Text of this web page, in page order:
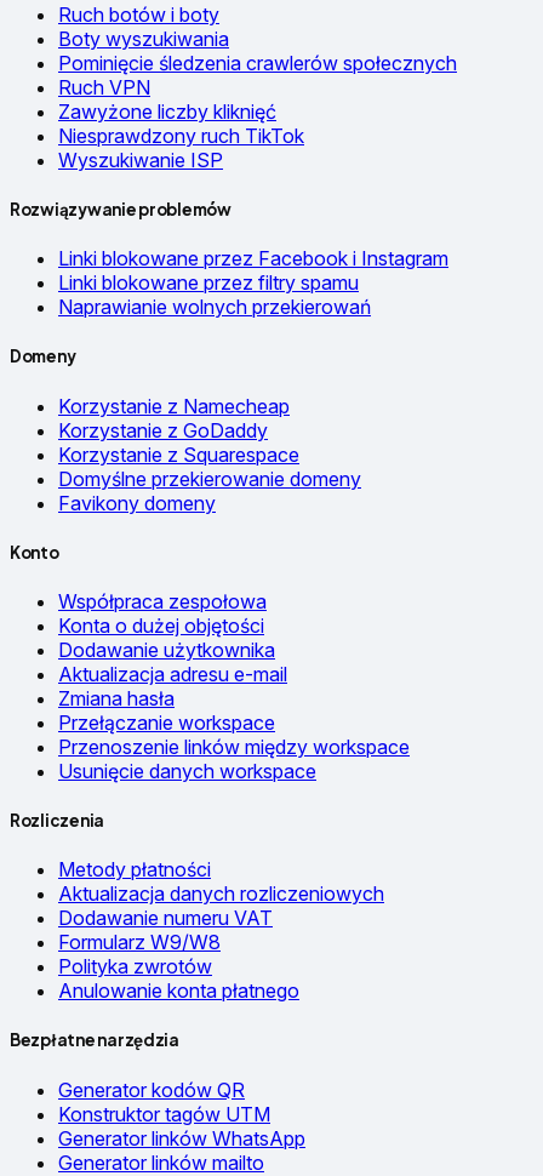
Ruch botów i boty
Boty wyszukiwania
Pominięcie śledzenia crawlerów społecznych
Ruch VPN
Zawyżone liczby kliknięć
Niesprawdzony ruch TikTok
Wyszukiwanie ISP
Rozwiązywanie problemów
Linki blokowane przez Facebook i Instagram
Linki blokowane przez filtry spamu
Naprawianie wolnych przekierowań
Domeny
Korzystanie z Namecheap
Korzystanie z GoDaddy
Korzystanie z Squarespace
Domyślne przekierowanie domeny
Favikony domeny
Konto
Współpraca zespołowa
Konta o dużej objętości
Dodawanie użytkownika
Aktualizacja adresu e-mail
Zmiana hasła
Przełączanie workspace
Przenoszenie linków między workspace
Usunięcie danych workspace
Rozliczenia
Metody płatności
Aktualizacja danych rozliczeniowych
Dodawanie numeru VAT
Formularz W9/W8
Polityka zwrotów
Anulowanie konta płatnego
Bezpłatne narzędzia
Generator kodów QR
Konstruktor tagów UTM
Generator linków WhatsApp
Generator linków mailto